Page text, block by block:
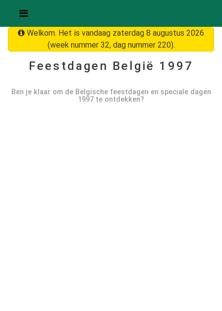
Welkom. Het is vandaag zaterdag 8 augustus 2026
(week nummer 32, dag nummer 220).
Feestdagen België 1997
Ben je klaar om de Belgische feestdagen en speciale dagen
1997 te ontdekken?